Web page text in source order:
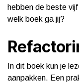
hebben de beste
welk boek ga jij?
In dit boek kun je
aanpakken. Een